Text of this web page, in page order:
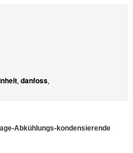
, danfoss,
Abkühlungs-kondensierende